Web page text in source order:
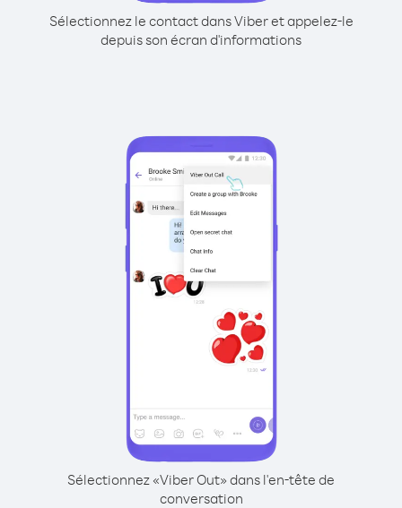
Sélectionnez le contact dans Viber et appelez-le
depuis son écran d'informations
Sélectionnez «Viber Out» dans l'en-tête de
conversation